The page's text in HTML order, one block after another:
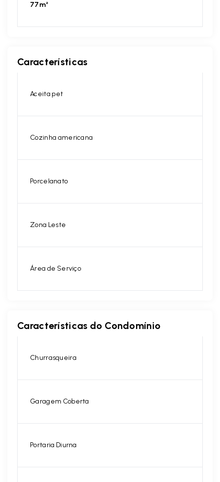
77m²
Características
Aceita pet
Cozinha americana
Porcelanato
Zona Leste
Área de Serviço
Características do Condomínio
Churrasqueira
Garagem Coberta
Portaria Diurna